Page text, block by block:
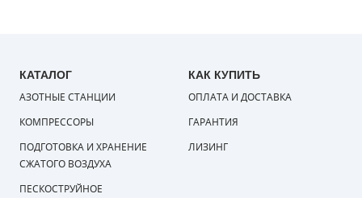
КАТАЛОГ
АЗОТНЫЕ СТАНЦИИ
КОМПРЕССОРЫ
ПОДГОТОВКА И ХРАНЕНИЕ
СЖАТОГО ВОЗДУХА
ПЕСКОСТРУЙНОЕ
КАК КУПИТЬ
ОПЛАТА И ДОСТАВКА
ГАРАНТИЯ
ЛИЗИНГ